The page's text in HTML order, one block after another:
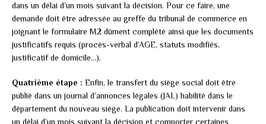
dans un délai d’un mois suivant la décision. Pour ce faire, une
demande doit être adressée au greffe du tribunal de commerce en
joignant le formulaire M2 dûment complété ainsi que les documents
justificatifs requis (procès-verbal d’AGE, statuts modifiés,
justificatif de domicile…).
Quatrième étape : Enfin, le transfert du siège social doit être
publié dans un journal d’annonces légales (JAL) habilité dans le
département du nouveau siège. La publication doit intervenir dans
un délai d’un mois suivant la décision et comporter certaines